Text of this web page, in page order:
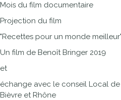
Mois du film documentaire
Projection du film
"Recettes pour un monde meilleur"
Un film de Benoît Bringer 2019
et
échange avec le conseil Local
Bièvre et Rhône